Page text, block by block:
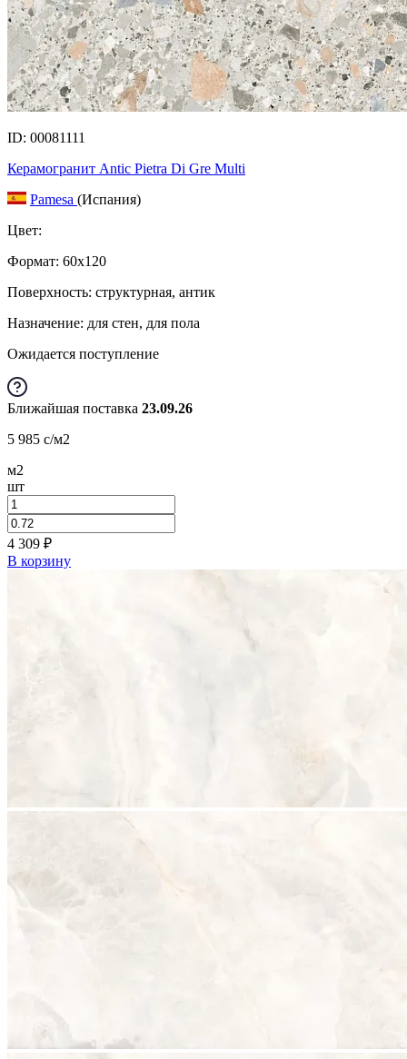
ID: 00081111
Керамогранит Antic Pietra Di Gre Multi
Pamesa (Испания)
Цвет:
Формат: 60x120
Поверхность: структурная, антик
Назначение: для стен, для пола
Ожидается поступление
Ближайшая поставка 23.09.26
5 985 c/м2
м2
шт
4 309 ₽
В корзину